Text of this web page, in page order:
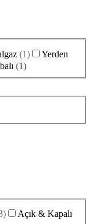
(1)
Yerden
(1)
)
Açık & Kapalı